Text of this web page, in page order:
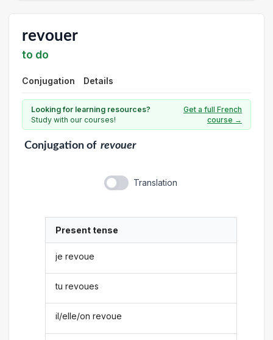
revouer
to do
Conjugation Details
Looking for learning resources?
Study with our courses!
Get a full French
course →
Conjugationof revouer
Translation
Present tense
je revoue
tu revoues
il/elle/on revoue